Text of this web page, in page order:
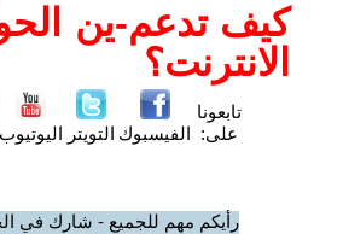
كيف تدعم-ين
الانترنت؟
تابعونا
على: الفيسبوك التويتر اليوتيوب
رأيكم مهم للجميع - شارك في